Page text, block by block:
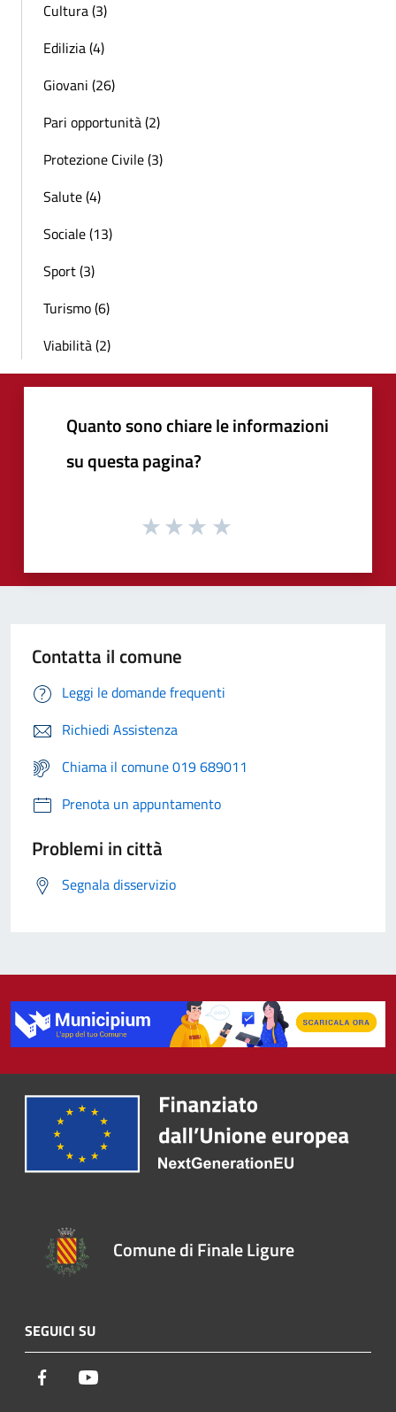
Cultura (3)
Edilizia (4)
Giovani (26)
Pari opportunità (2)
Protezione Civile (3)
Salute (4)
Sociale (13)
Sport (3)
Turismo (6)
Viabilità (2)
Quanto sono chiare le informazioni
su questa pagina?
Contatta il comune
Leggi le domande frequenti
Richiedi Assistenza
Chiama il comune 019 689011
Prenota un appuntamento
Problemi in città
Segnala disservizio
Comune di Finale Ligure
SEGUICI SU
Facebook